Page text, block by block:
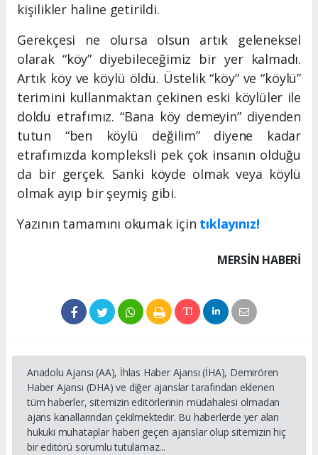
kişilikler haline getirildi.
Gerekçesi ne olursa olsun artık geleneksel
olarak “köy” diyebileceğimiz bir yer kalmadı.
Artık köy ve köylü öldü. Üstelik “köy” ve “köylü”
terimini kullanmaktan çekinen eski köylüler ile
doldu etrafımız. “Bana köy demeyin” diyenden
tutun “ben köylü değilim” diyene kadar
etrafımızda kompleksli pek çok insanın olduğu
da bir gerçek. Sanki köyde olmak veya köylü
olmak ayıp bir şeymiş gibi.
Yazının tamamını okumak için tıklayınız!
MERSIN HABERİ
Anadolu Ajansı (AA), İhlas Haber Ajansı (İHA), Demirören
Haber Ajansı (DHA) ve diğer ajanslar tarafından eklenen
tüm haberler, sitemizin editörlerinin müdahalesi olmadan
ajans kanallarından çekilmektedir. Bu haberlerde yer alan
hukuki muhataplar haberi geçen ajanslar olup sitemizin hiç
bir editörü sorumlu tutulamaz...